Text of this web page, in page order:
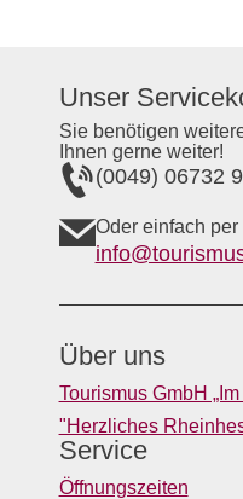
Unser
Sie benötigen
Ihnen gerne weiter!
(0049) 06732
Oder einfach per
Über uns
Tourismus GmbH
"Herzliches
Service
Öffnungszeiten